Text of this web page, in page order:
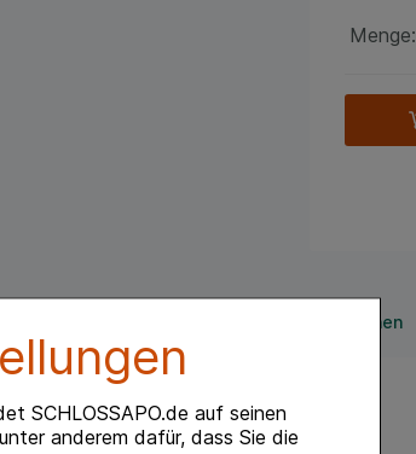
SCHLOSSAPO.de auf seinen
anderem dafür, dass Sie die
Menge:
nach Produkt suchen